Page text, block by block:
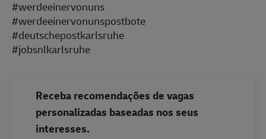
#werdeeinervonuns
#werdeeinervonunspostbote
#deutschepostkarlsruhe
#jobsnlkarlsruhe
Receba recomendações de vagas
personalizadas baseadas nos seus
interesses.